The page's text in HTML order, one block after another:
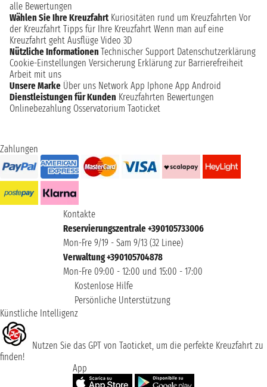
alle Bewertungen
Wählen Sie Ihre Kreuzfahrt Kuriositäten rund um Kreuzfahrten Vor
der Kreuzfahrt Tipps für Ihre Kreuzfahrt Wenn man auf eine
Kreuzfahrt geht Ausflüge Video 3D
Nützliche Informationen Technischer Support Datenschutzerklärung
Cookie-Einstellungen Versicherung Erklärung zur Barrierefreiheit
Arbeit mit uns
Unsere Marke Über uns Network App Iphone App Android
Dienstleistungen für Kunden Kreuzfahrten Bewertungen
Onlinebezahlung Osservatorium Taoticket
Zahlungen
Kontakte
Reservierungszentrale +390105733006
Mon-Fre 9/19 - Sam 9/13 (32 Linee)
Verwaltung +390105704878
Mon-Fre 09:00 - 12:00 und 15:00 - 17:00
Kostenlose Hilfe
Persönliche Unterstützung
Künstliche Intelligenz
Nutzen Sie das GPT von Taoticket, um die perfekte Kreuzfahrt zu
finden!
App